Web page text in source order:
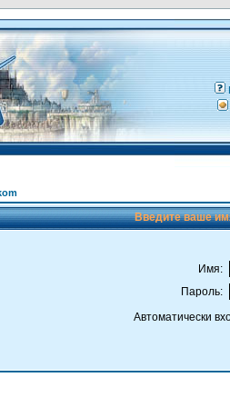
Введите ваше
Имя:
Пароль:
Автоматически